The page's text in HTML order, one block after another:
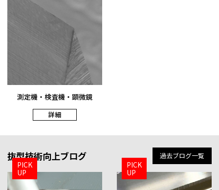
測定機・検査機・顕微鏡
詳細
抜型技術向上ブログ 過去ブログ一覧
PICK
UP
PICK
UP